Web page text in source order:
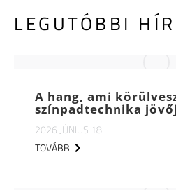
LEGUTÓBBI
A hang, ami
színpadtechnika
2026 JÚNIUS 18
TOVÁBB